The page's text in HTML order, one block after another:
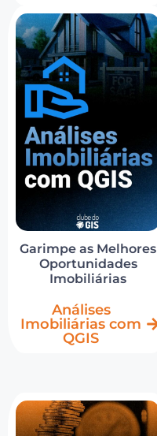
Garimpe as Melhores
Oportunidades
Imobiliárias
Análises
Imobiliárias com
QGIS